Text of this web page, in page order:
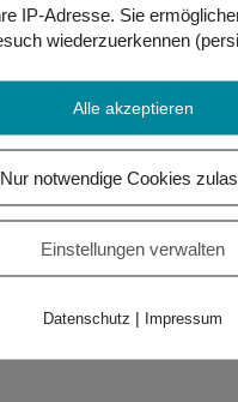
hat über
den Grünen zur
mit Behinderungen
anstellen muss. In
bekommen.
IP-Adresse. Sie
wiederzuerkennen
Alle akzeptieren
Nur notwendige Cookies
Einstellungen verwalten
Datenschutz | Impressum